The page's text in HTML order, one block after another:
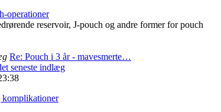
operationer
reservoir, J-pouch og andre former for pouch
Re: Pouch i 3 år - mavesmerte…
seneste indlæg
komplikationer